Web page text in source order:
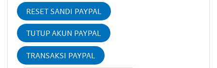
RESET SANDI PAYPAL
TUTUP AKUN PAYPAL
TRANSAKSI PAYPAL